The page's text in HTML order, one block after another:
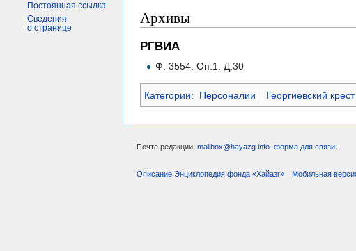
Архивы
РГВИА
Ф. 3554. Оп.1. Д.30
Категории: Персоналии Георгиевский
Постоянная ссылка
Сведения
о странице
Почта редакции: mailbox@hayazg.info форма для связи
Описание Энциклопедия фонда «Хайазг» Мобильная